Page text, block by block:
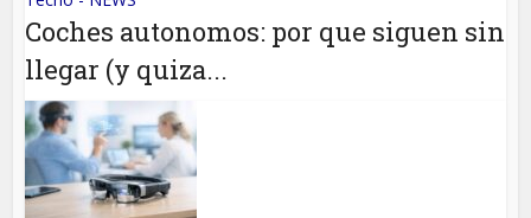
Coches autonomos: por que siguen sin
llegar (y quiza...